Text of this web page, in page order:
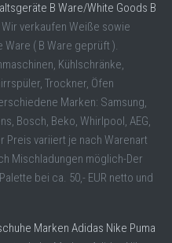
B Ware/White Goods B
Wir verkaufen Weiße sowie
Ware ( B Ware geprüft ).
Kühlschränke,
Trockner, Öfen
Marken: Samsung,
Bosch, Beko, Whirlpool, AEG,
Preis variiert je nach Warenart
Mischladungen möglich-Der
bei ca. 50,- EUR netto und
Marken Adidas Nike Puma